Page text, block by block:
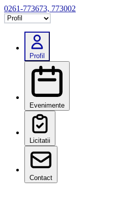
0261-773673, 773002
Selectează tab
Profil
Evenimente
Licitatii
Contact